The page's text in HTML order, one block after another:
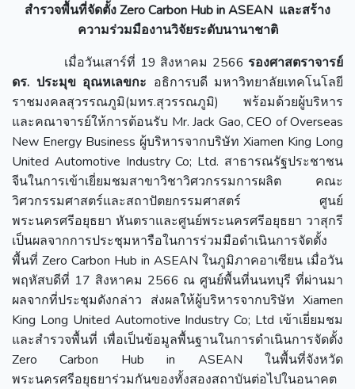
สำรวจพื้นที่จัดตั้งZero Carbon Hub in ASEAN และสร้าง
ความร่วมมืองานวิจัยระดับนานาชาติ
เมื่อวันเสาร์ที่ 19 สิงหาคม 2566 รองศาสตราจารย์
ดร. ประมุข อุณหเลขกะ อธิการบดี มหาวิทยาลัยเทคโนโลยี
ราชมงคลสุวรรณภูมิ(มทร.สุวรรณภูมิ) พร้อมด้วยผู้บริหาร
และคณาจารย์ให้การต้อนรับ Mr. Jack Gao, CEO of Overseas
New Energy Business ผู้บริหารจากบริษัท Xiamen King Long
United Automotive Industry Co; Ltd. สาธารณรัฐประชาชน
จีนในการเข้าเยี่ยมชมสาขาวิชาวิศวกรรมการผลิต คณะ
วิศวกรรมศาสตร์และสถาปัตยกรรมศาสตร์ ศูนย์
พระนครศรีอยุธยา หันตราและศูนย์พระนครศรีอยุธยา วาสุกรี
เป็นผลจากการประชุมหารือในการร่วมมือดำเนินการจัดตั้ง
พื้นที่ Zero Carbon Hub in ASEAN ในภูมิภาคอาเซียน เมื่อวัน
พฤหัสบดีที่ 17 สิงหาคม 2566 ณ ศูนย์พื้นที่นนทบุรี ที่ผ่านมา
ผลจากที่ประชุมดังกล่าว ส่งผลให้ผู้บริหารจากบริษัท Xiamen
King Long United Automotive Industry Co; Ltd เข้าเยี่ยมชม
และสำรวจพื้นที่ เพื่อเป็นข้อมูลพื้นฐานในการดำเนินการจัดตั้ง
Zero Carbon Hub in ASEAN ในพื้นที่จังหวัด
พระนครศรีอยุธยาร่วมกันของทั้งสองสถาบันต่อไปในอนาคต